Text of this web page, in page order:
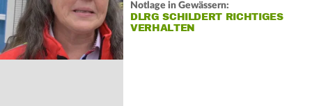
Notlage in Gewässern:
DLRG SCHILDERT RICHTIGES
VERHALTEN